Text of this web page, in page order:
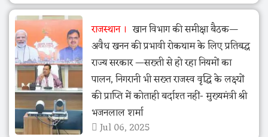
राजस्थान
खान विभाग की समीक्षा बैठक—
अवैध खनन की प्रभावी रोकथाम के लिए प्रतिबद्ध
राज्य सरकार —सख्ती से हो रहा नियमों का
पालन, निगरानी भी सख्त राजस्व वृद्धि के लक्ष्यों
की प्राप्ति में कोताही बर्दाश्त नहीं- मुख्यमंत्री श्री
भजनलाल शर्मा
Jul 06, 2025